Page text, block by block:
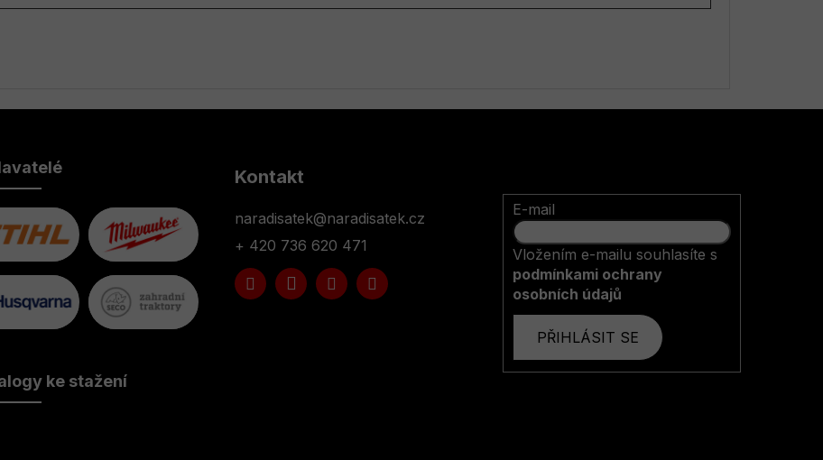
ke stažení
Kontakt
naradisatek@naradisatek.cz
+ 420 736 620 471
E-mail
Vložením e-mailu souhlasíte s
podmínkami ochrany
osobních údajů
PŘIHLÁSIT SE